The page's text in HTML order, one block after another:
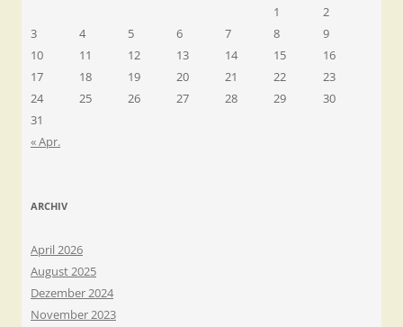
1
2
3
4 5 6 7 8
9
10
11 12 13 14 15
16
17
18 19 20 21 22
23
24
25 26 27 28 29
30
31
« Apr.
ARCHIV
April 2026
August 2025
Dezember 2024
November 2023